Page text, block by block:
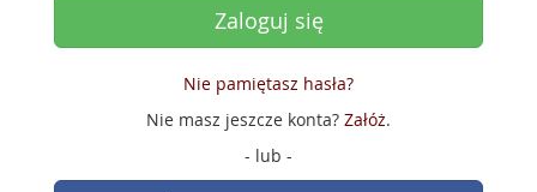
Nie pamiętasz hasła?
Nie masz jeszcze konta? Załóż.
- lub -